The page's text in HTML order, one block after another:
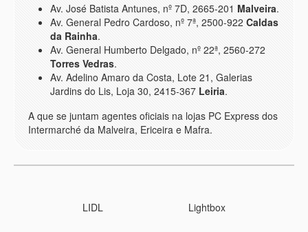
Av. José Batista Antunes, nº 7D, 2665-201 Malveira.
Av. General Pedro Cardoso, nº 7ª, 2500-922 Caldas
da Rainha.
Av. General Humberto Delgado, nº 22ª, 2560-272
Torres Vedras.
Av. Adelino Amaro da Costa, Lote 21, Galerias
Jardins do Lis, Loja 30, 2415-367 Leiria.
A que se juntam agentes oficiais na lojas PC Express dos
Intermarché da Malveira, Ericeira e Mafra.
LIDL Lightbox